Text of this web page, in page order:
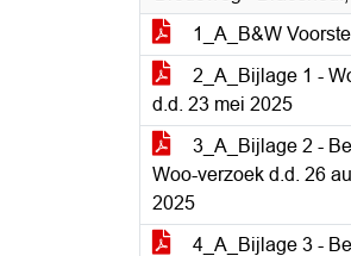
1_A_B&W Voorstel
2_A_Bijlage 1 -
d.d. 23 mei 2025
3_A_Bijlage 2 -
Woo-verzoek d.d. 26
2025
4_A_Bijlage 3 -